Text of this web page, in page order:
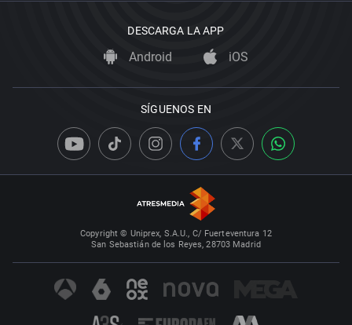
DESCARGA LA APP
Android iOS
SÍGUENOS EN
Copyright © Uniprex, S.A.U., C/ Fuerteventura 12
San Sebastián de los Reyes, 28703 Madrid